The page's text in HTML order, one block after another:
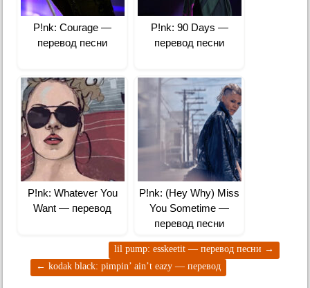
P!nk: Courage —
перевод песни
P!nk: 90 Days —
перевод песни
P!nk: Whatever You
Want — перевод
P!nk: (Hey Why) Miss
You Sometime —
перевод песни
lil pump: esskeetit — перевод песни →
← kodak black: pimpin’ ain’t eazy — перевод